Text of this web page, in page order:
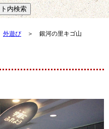
外遊び ＞ 銀河の里キゴ山